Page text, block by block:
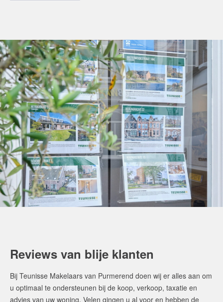
Reviews van blije klanten
Bij Teunisse Makelaars van Purmerend doen wij er alles aan om
u optimaal te ondersteunen bij de koop, verkoop, taxatie en
advies van uw woning. Velen gingen u al voor en hebben de